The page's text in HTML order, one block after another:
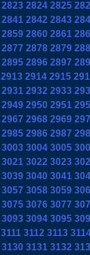
2823 2824 2825
2841 2842 2843
2859 2860 2861
2877 2878 2879
2895 2896 2897
2913 2914 2915
2931 2932 2933
2949 2950 2951
2967 2968 2969
2985 2986 2987
3003 3004 3005
3021 3022 3023
3039 3040 3041
3057 3058 3059
3075 3076 3077
3093 3094 3095
3111 3112 3113
3130 3131 3132